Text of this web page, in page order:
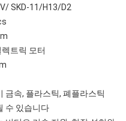
SKD-11/H13/D2
트릭 모터
금속, 플라스틱, 폐플라스틱
수 있습니다